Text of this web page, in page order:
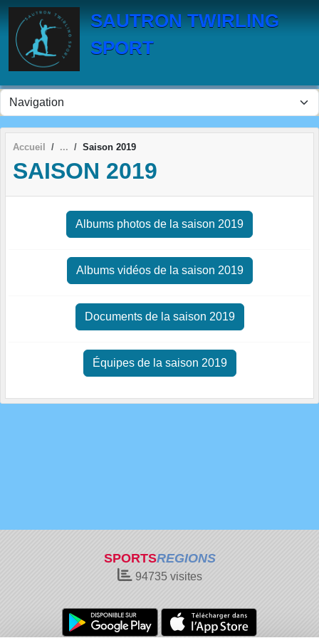
SAUTRON TWIRLING
SPORT
Accueil Saison 2019
SAISON 2019
Albums photos de la saison 2019
Albums vidéos de la saison 2019
Documents de la saison 2019
Équipes de la saison 2019
SPORTSREGIONS
94735visites
Panneau de gestion des cookies